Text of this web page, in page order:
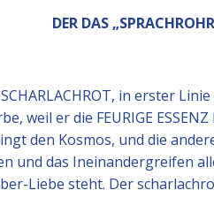
DER DAS
in erster
weil er die FEURIGE
den Kosmos, und die
und das Ineinandergreifen
Liebe steht. Der